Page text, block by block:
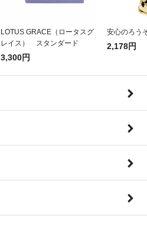
LOTUS GRACE（ロータスグ
レイス） スタンダード
3,300円
安心のろう
2,178円